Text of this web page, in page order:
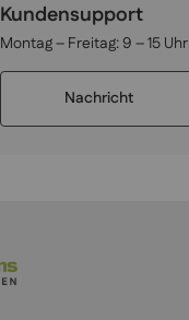
Kundensupport
Montag – Freitag: 9 – 15 Uhr
Nachricht